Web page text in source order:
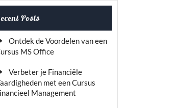
Posts
Ontdek de Voordelen van een
MS Office
Verbeter je Financiële
met een Cursus
Management